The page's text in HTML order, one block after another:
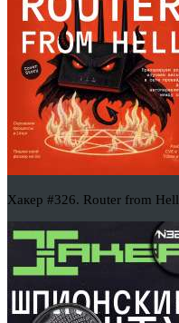
Хакер #326. Router from Hell